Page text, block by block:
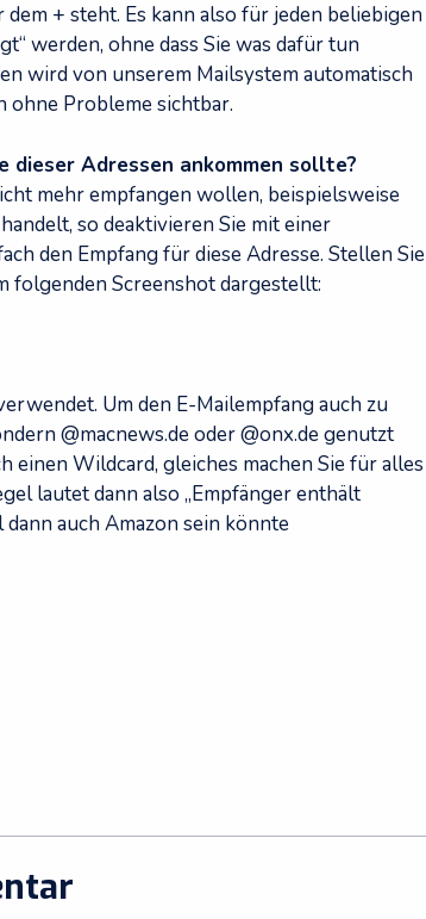
+ steht. Es kann also für jeden beliebigen
werden, ohne dass Sie was dafür tun
wird von unserem Mailsystem automatisch
ohne Probleme sichtbar.
dieser Adressen ankommen sollte?
mehr empfangen wollen, beispielsweise
so deaktivieren Sie mit einer
den Empfang für diese Adresse. Stellen Sie
folgenden Screenshot dargestellt:
Um den E-Mailempfang auch zu
@macnews.de oder @onx.de genutzt
einen Wildcard, gleiches machen Sie für alles
lautet dann also „Empfänger enthält
auch Amazon sein könnte